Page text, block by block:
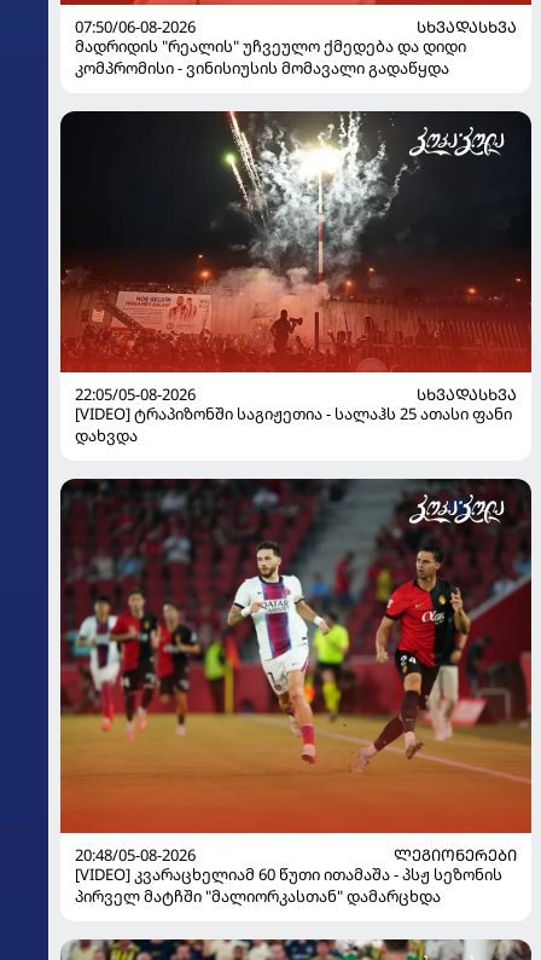
07:50/06-08-2026
ᲡᲮᲕᲐᲓᲐᲡᲮᲕᲐ
მადრიდის "რეალის" უჩვეულო ქმედება და დიდი
კომპრომისი - ვინისიუსის მომავალი გადაწყდა
22:05/05-08-2026
ᲡᲮᲕᲐᲓᲐᲡᲮᲕᲐ
[VIDEO] ტრაპიზონში საგიჟეთია - სალაჰს 25 ათასი ფანი
დახვდა
20:48/05-08-2026
ᲚᲔᲒᲘᲝᲜᲔᲠᲔᲑᲘ
[VIDEO] კვარაცხელიამ 60 წუთი ითამაშა - პსჟ სეზონის
პირველ მატჩში "მალიორკასთან" დამარცხდა